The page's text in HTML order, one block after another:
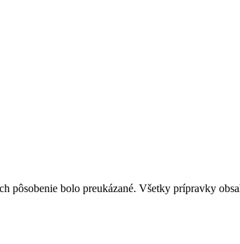
bolo preukázané. Všetky prípravky